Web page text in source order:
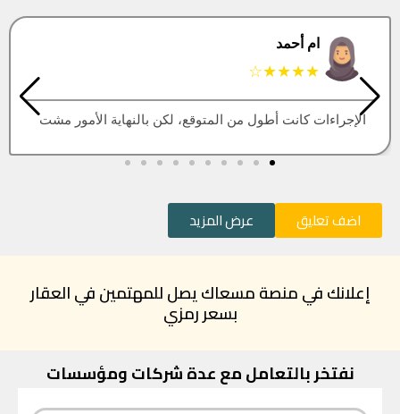
البتول
★★★★★
العقار اللي كنت أبيه طلع مباع، أتمنى التحديث يكون أسرع
اضف تعليق عرض المزيد
إعلانك في منصة مسعاك يصل للمهتمين في العقار
بسعر رمزي
نفتخر بالتعامل مع عدة شركات ومؤسسات